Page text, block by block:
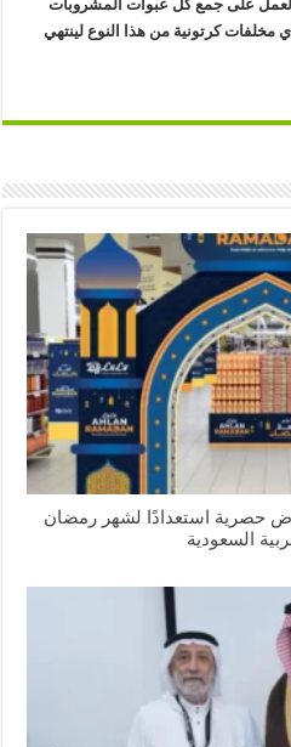
على جمع كل عبوات المشروبات
مخلفات كرتونية من هذا النوع لينتهي
حصرية استعدادًا لشهر رمضان
السعودية